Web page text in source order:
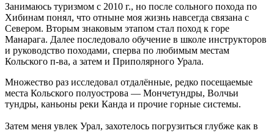
Занимаюсь туризмом с 2010 г., но после сольного похода по
Хибинам понял, что отныне моя жизнь навсегда связана с
Севером. Вторым знаковым этапом стал поход к горе
Манарага. Далее последовало обучение в школе инструкторов
и руководство походами, сперва по любимым местам
Кольского п-ва, а затем и Приполярного Урала.
Множество раз исследовал отдалённые, редко посещаемые
места Кольского полуострова — Мончетундры, Волчьи
тундры, каньоны реки Канда и прочие горные системы.
Затем меня увлек Урал, захотелось погрузиться глубже как в